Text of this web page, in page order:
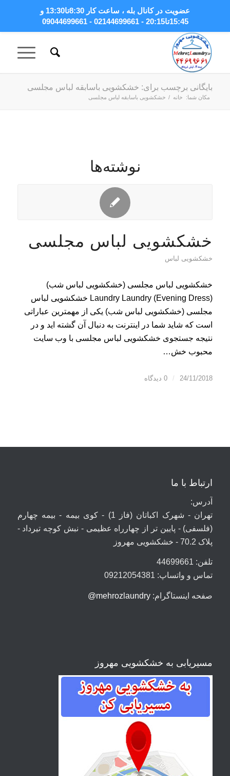
بایگانی برچسب برای: خشکشویی باسابقه لباس مجلسی
مکان شما: خانه / خشکشویی باسابقه لباس مجلسی
نوشته‌ها
خشکشویی لباس مجلسی
خشکشویی لباس
خشکشویی لباس مجلسی (خشکشویی لباس شب)
Laundry Laundry (Evening Dress) خشکشویی لباس
مجلسی (خشکشویی لباس شب) یکی از مهمترین عباراتی
است که شاید شما در اینترنت به دنبال آن گشته اید و در
نتیجه جستجوی خشکشویی لباس مجلسی با وب سایت
محبوب خش…
24/11/2018
/ 0 دیدگاه
ارتباط با ما
آدرس:
تهران - شهرک اکباتان (فاز 1) - کوی بیمه - بیمه چهارم
(فلسفی) - پایین تر از چهارراه عظیمی - نبش کوچه تیرداد -
پلاک 70.2 - خشکشویی مهروز
تلفن: 44699661
تماس و واتساپ: 09212054381
صفحه اینستاگرام: mehrozlaundry@
مسیریابی به خشکشویی مهروز
عضویت در کانال بله
، ساعت کار 8:30تا13:30 و
15:45تا20:15 - 02144699661 - 09044699661